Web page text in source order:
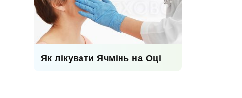
Як лікувати Ячмінь на Оці